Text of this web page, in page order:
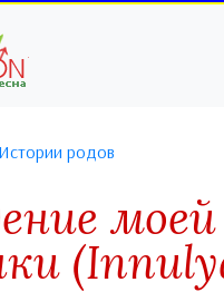
Истории родов
моей